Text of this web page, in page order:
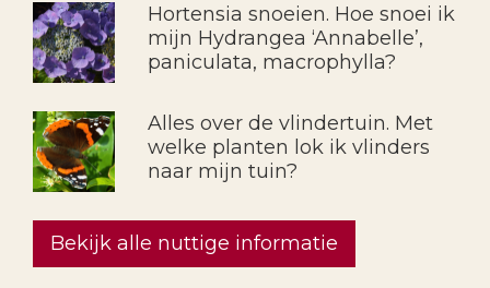
Hortensia snoeien. Hoe snoei ik
mijn Hydrangea ‘Annabelle’,
paniculata, macrophylla?
Alles over de vlindertuin. Met
welke planten lok ik vlinders
naar mijn tuin?
Bekijk alle nuttige informatie